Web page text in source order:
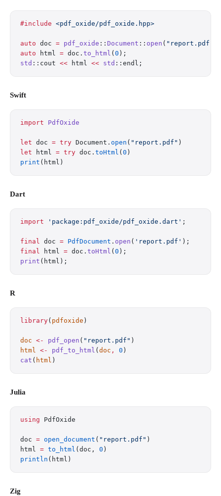
#include <pdf_oxide/pdf_oxide.hpp>
auto doc = pdf_oxide :: Document :: open ( "report.pdf"
auto html = doc. to_html ( 0 );
std ::cout << html << std ::endl;
Swift
import PdfOxide
let doc = try Document. open ( "report.pdf" )
let html = try doc. toHtml ( 0 )
print (html)
Dart
import 'package:pdf_oxide/pdf_oxide.dart' ;
final doc = PdfDocument . open ( 'report.pdf' );
final html = doc. toHtml ( 0 );
print (html);
R
library( pdfoxide )
doc <- pdf_open ( "report.pdf" )
html <- pdf_to_html ( doc , 0 )
cat ( html )
Julia
using PdfOxide
doc = open_document ( "report.pdf" )
html = to_html (doc, 0 )
println (html)
Zig